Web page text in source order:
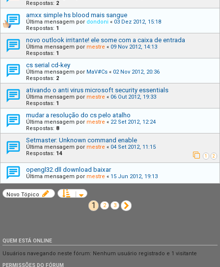
Respostas: 2
amxx simple hs blood mais sangue
Última mensagem por dondoni « 03 Dez 2012, 15:18
Respostas: 1
novo outlook irritante! ele some com a caixa de entrada
Última mensagem por mestre « 09 Nov 2012, 14:13
Respostas: 1
cs serial cd-key
Última mensagem por MaV#Cs « 02 Nov 2012, 20:36
Respostas: 2
ativando o anti virus microsoft security essentials
Última mensagem por mestre « 06 Out 2012, 19:33
Respostas: 1
mudar a resolução do cs pelo atalho
Última mensagem por mestre « 22 Set 2012, 12:24
Respostas: 8
Setmaster: Unknown command enable
Última mensagem por mestre « 04 Set 2012, 11:15
Respostas: 14 1 2
opengl32.dll download baixar
Última mensagem por mestre « 15 Jun 2012, 19:13
Novo Tópico
1 2 3
QUEM ESTÁ ONLINE
Usuários navegando neste fórum: Nenhum usuário registrado e 1 visitante
PERMISSÕES DO FÓRUM